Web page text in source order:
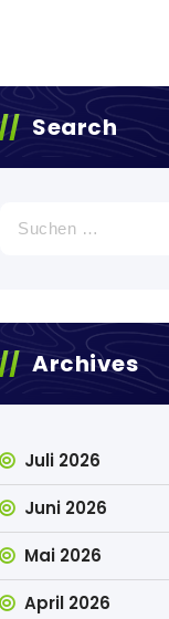
Search
nach:
Archives
Juli 2026
Juni 2026
Mai 2026
April 2026